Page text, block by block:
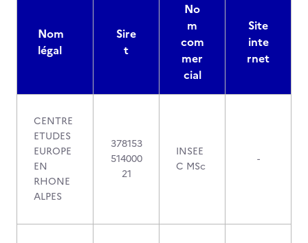
Nom
légal
Sire
t
No
m
com
mer
cial
Site
inte
rnet
CENTRE
ETUDES
EUROPE
EN
RHONE
ALPES
378153
514000
21
INSEE
C MSc
-